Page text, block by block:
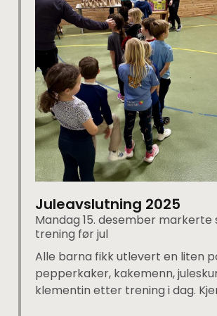
Juleavslutning 2025
Mandag 15. desember markerte
trening før jul
Alle barna fikk utlevert en liten
pepperkaker, kakemenn,
klementin etter trening i dag.